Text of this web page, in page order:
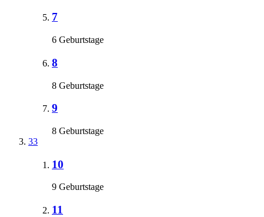
7
6 Geburtstage
8
8 Geburtstage
9
8 Geburtstage
33
10
9 Geburtstage
11